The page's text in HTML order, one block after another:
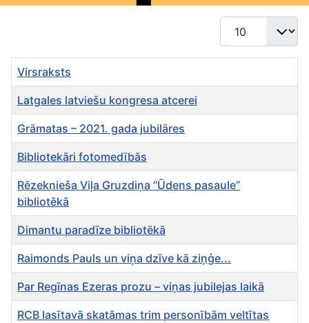
Rādīt #
Virsraksts
Latgales latviešu kongresa atcerei
Grāmatas – 2021. gada jubilāres
Bibliotekāri fotomedībās
Rēzeknieša Viļa Gruzdiņa “Ūdens pasaule”
bibliotēkā
Dimantu paradīze bibliotēkā
Raimonds Pauls un viņa dzīve kā ziņģe...
Par Regīnas Ezeras prozu – viņas jubilejas laikā
RCB lasītavā skatāmas trim personībām veltītas